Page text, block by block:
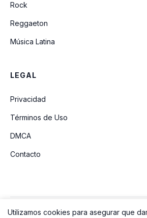
Rock
Reggaeton
Música Latina
LEGAL
Privacidad
Términos de Uso
DMCA
Contacto
Utilizamos cookies para asegurar que